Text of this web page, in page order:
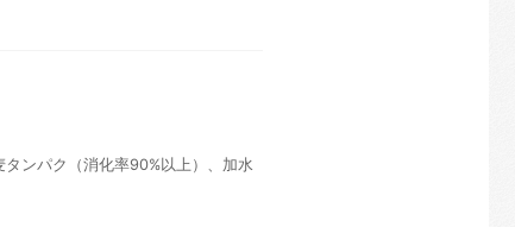
ンパク（消化率90%以上）、加水